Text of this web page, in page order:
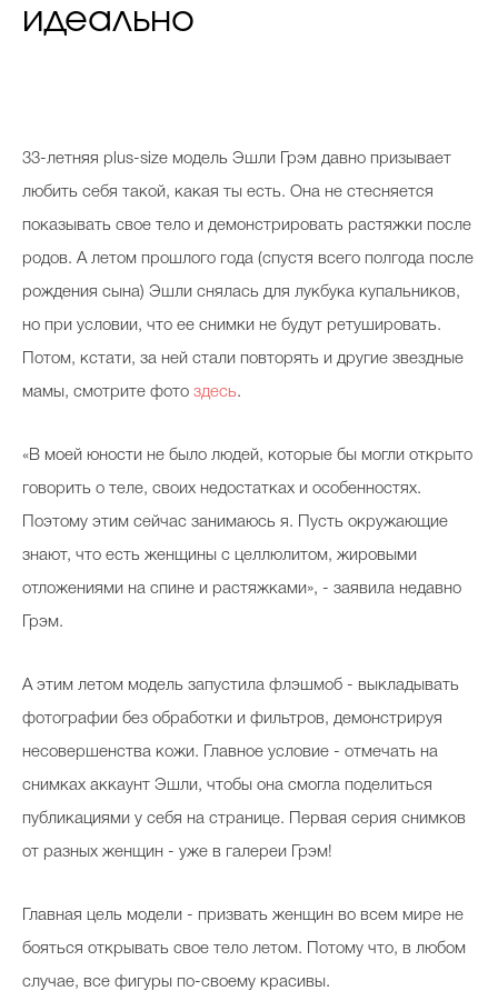
идеально
33-летняя plus-size модель Эшли Грэм давно призывает
любить себя такой, какая ты есть. Она не стесняется
показывать свое тело и демонстрировать растяжки после
родов. А летом прошлого года (спустя всего полгода после
рождения сына) Эшли снялась для лукбука купальников,
но при условии, что ее снимки не будут ретушировать.
Потом, кстати, за ней стали повторять и другие звездные
мамы, смотрите фото здесь.
«В моей юности не было людей, которые бы могли открыто
говорить о теле, своих недостатках и особенностях.
Поэтому этим сейчас занимаюсь я. Пусть окружающие
знают, что есть женщины с целлюлитом, жировыми
отложениями на спине и растяжками», - заявила недавно
Грэм.
А этим летом модель запустила флэшмоб - выкладывать
фотографии без обработки и фильтров, демонстрируя
несовершенства кожи. Главное условие - отмечать на
снимках аккаунт Эшли, чтобы она смогла поделиться
публикациями у себя на странице. Первая серия снимков
от разных женщин - уже в галереи Грэм!
Главная цель модели - призвать женщин во всем мире не
бояться открывать свое тело летом. Потому что, в любом
случае, все фигуры по-своему красивы.